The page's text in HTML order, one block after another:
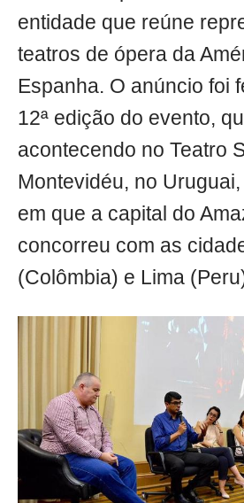
entidade que reúne
teatros de ópera da
Espanha. O anúncio foi
12ª edição do evento,
acontecendo no Teatro
Montevidéu, no
em que a capital do
concorreu com as
(Colômbia) e Lima